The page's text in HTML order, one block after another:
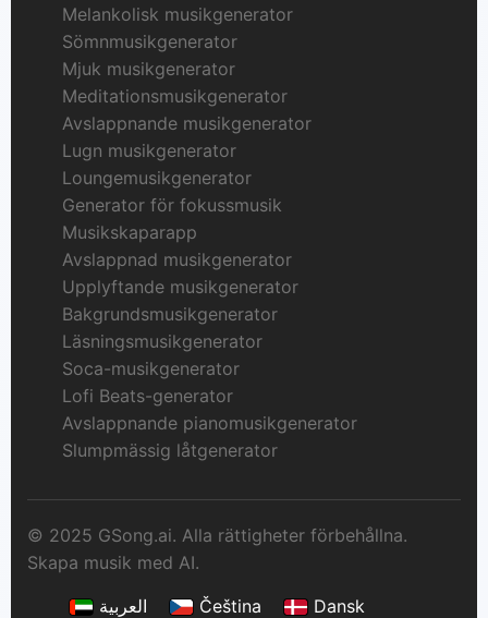
Melankolisk musikgenerator
Sömnmusikgenerator
Mjuk musikgenerator
Meditationsmusikgenerator
Avslappnande musikgenerator
Lugn musikgenerator
Loungemusikgenerator
Generator för fokussmusik
Musikskaparapp
Avslappnad musikgenerator
Upplyftande musikgenerator
Bakgrundsmusikgenerator
Läsningsmusikgenerator
Soca-musikgenerator
Lofi Beats-generator
Avslappnande pianomusikgenerator
Slumpmässig låtgenerator
© 2025 GSong.ai. Alla rättigheter förbehållna.
Skapa musik med AI.
العربية
Čeština Dansk